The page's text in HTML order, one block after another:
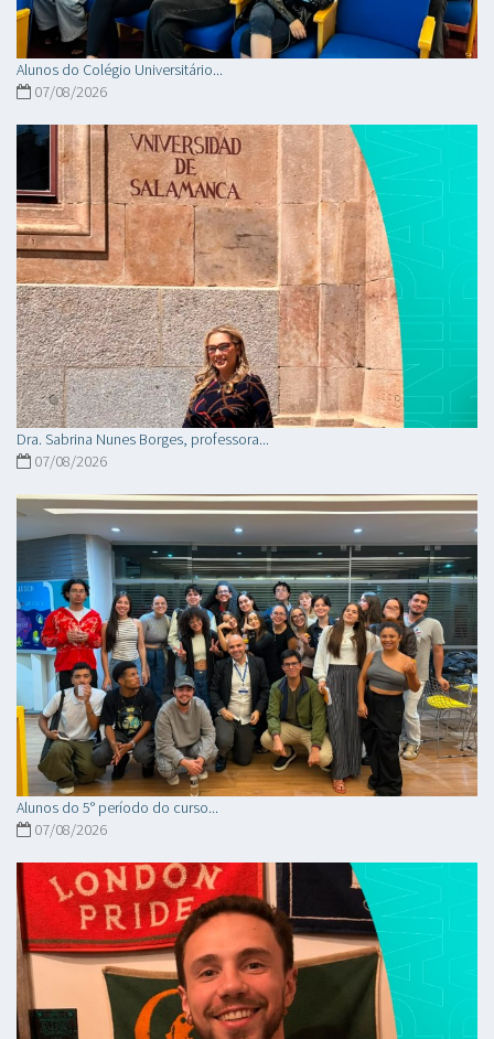
Alunos do Colégio Universitário...
07/08/2026
Dra. Sabrina Nunes Borges, professora...
07/08/2026
Alunos do 5° período do curso...
07/08/2026